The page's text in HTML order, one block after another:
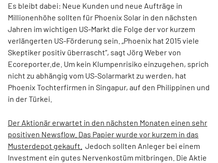
Es bleibt dabei: Neue Kunden und neue Aufträge in
Millionenhöhe sollten für Phoenix Solar in den nächsten
Jahren im wichtigen US-Markt die Folge der vor kurzem
verlängerten US-Förderung sein. „Phoenix hat 2015 viele
Skeptiker positiv überrascht“, sagt Jörg Weber von
Ecoreporter.de. Um kein Klumpenrisiko einzugehen, sprich
nicht zu abhängig vom US-Solarmarkt zu werden, hat
Phoenix Tochterfirmen in Singapur, auf den Philippinen und
in der Türkei.
Der Aktionär erwartet in den nächsten Monaten einen sehr
positiven Newsflow. Das Papier wurde vor kurzem in das
Musterdepot gekauft. Jedoch sollten Anleger bei einem
Investment ein gutes Nervenkostüm mitbringen. Die Aktie